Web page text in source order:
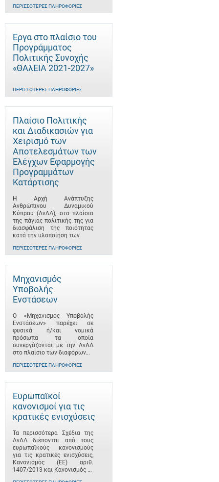
ΠΕΡΙΣΣΌΤΕΡΕΣ ΠΛΗΡΟΦΟΡΊΕΣ
Έργα στο πλαίσιο του
Προγράμματος
Πολιτικής Συνοχής
«ΘΑλΕΙΑ 2021-2027»
ΠΕΡΙΣΣΌΤΕΡΕΣ ΠΛΗΡΟΦΟΡΊΕΣ
Πλαίσιο Πολιτικής
και Διαδικασιών για
Χειρισμό των
Αποτελεσμάτων των
Ελέγχων Εφαρμογής
Προγραμμάτων
Κατάρτισης
Η Αρχή Ανάπτυξης
Ανθρώπινου Δυναμικού
Κύπρου (ΑνΑΔ), στο πλαίσιο
της πάγιας πολιτικής της για
διασφάλιση της ποιότητας
κατά την υλοποίηση των
ΠΕΡΙΣΣΌΤΕΡΕΣ ΠΛΗΡΟΦΟΡΊΕΣ
Μηχανισμός
Υποβολής
Ενστάσεων
Ο «Μηχανισμός Υποβολής
Ενστάσεων» παρέχει σε
φυσικά ή/και νομικά
πρόσωπα τα οποία
συνεργάζονται με την ΑνΑΔ
στο πλαίσιο των διαφόρων...
ΠΕΡΙΣΣΌΤΕΡΕΣ ΠΛΗΡΟΦΟΡΊΕΣ
Ευρωπαϊκοί
κανονισμοί για τις
κρατικές ενισχύσεις
Τα περισσότερα Σχέδια της
ΑνΑΔ διέπονται από τους
ευρωπαϊκούς κανονισμούς
για τις κρατικές ενισχύσεις,
Κανονισμός (ΕΕ) αριθ.
1407/2013 και Κανονισμός ...